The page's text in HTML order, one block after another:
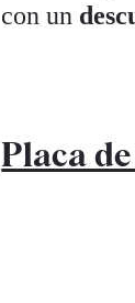
con un
Placa